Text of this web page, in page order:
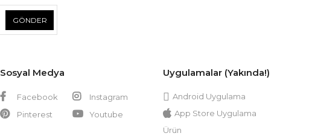
GÖNDER
Sosyal Medya
Facebook
Instagram
Pinterest
Youtube
Uygulamalar (Yakında!)
Android Uygulama
App Store Uygulama
Ürün